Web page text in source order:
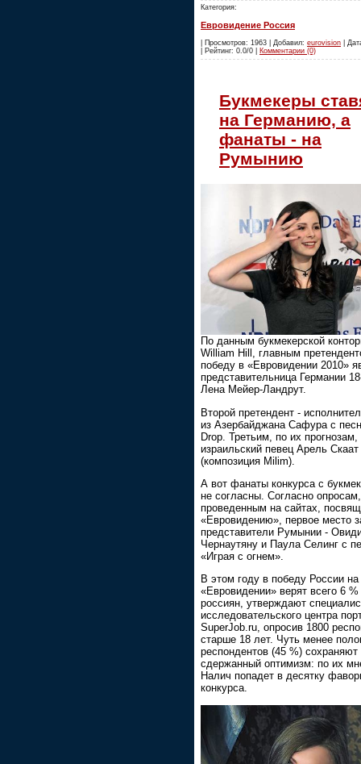
Категория:
Евровидение Россия
| Просмотров: 1963 | Добавил: eurovision |
| Рейтинг: 0.0/0 | Комментарии (0)
Букмекеры
на Германию, а
фанаты - на
Румынию
По данным букмекерской
William Hill, главным
победу в «Евровидении 2010»
представительница Германии
Лена Мейер-Ландрут.
Второй претендент -
из Азербайджана Сафура с
Drop. Третьим, по их прогнозам,
израильский певец Арель Скаат
(композиция Milim).
А вот фанаты конкурса с
не согласны. Согласно опросам,
проведенным на сайтах,
«Евровидению», первое место
представители Румынии -
Чернаутяну и Паула Селинг с
«Играя с огнем».
В этом году в победу России на
«Евровидении» верят всего 6 %
россиян, утверждают
исследовательского центра
SuperJob.ru, опросив 1800
старше 18 лет. Чуть менее
респондентов (45 %) сохраняют
сдержанный оптимизм: по их
Налич попадет в десятку
конкурса.